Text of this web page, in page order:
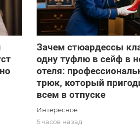
Зачем стюардессы
одну туфлю в сейф в
отеля:
трюк, который
всем в отпуске
Интересное
5 часов назад